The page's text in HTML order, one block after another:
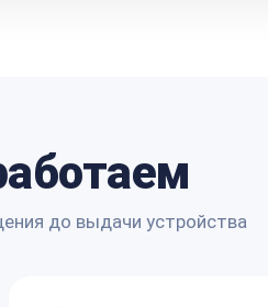
до выдачи устройства